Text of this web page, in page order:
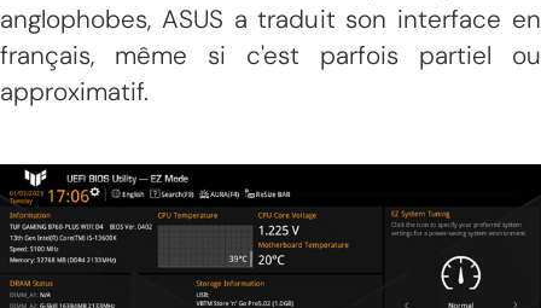
anglophobes, ASUS a traduit son interface en
français, même si c'est parfois partiel ou
approximatif.